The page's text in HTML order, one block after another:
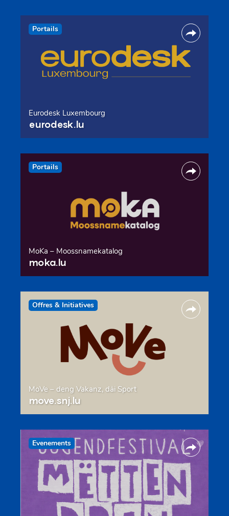
Portails
Eurodesk Luxembourg
eurodesk.lu
Portails
MoKa – Moossnamekatalog
moka.lu
Offres & Initiatives
MoVe – deng Vakanz, däi Sport
move.snj.lu
Evenements